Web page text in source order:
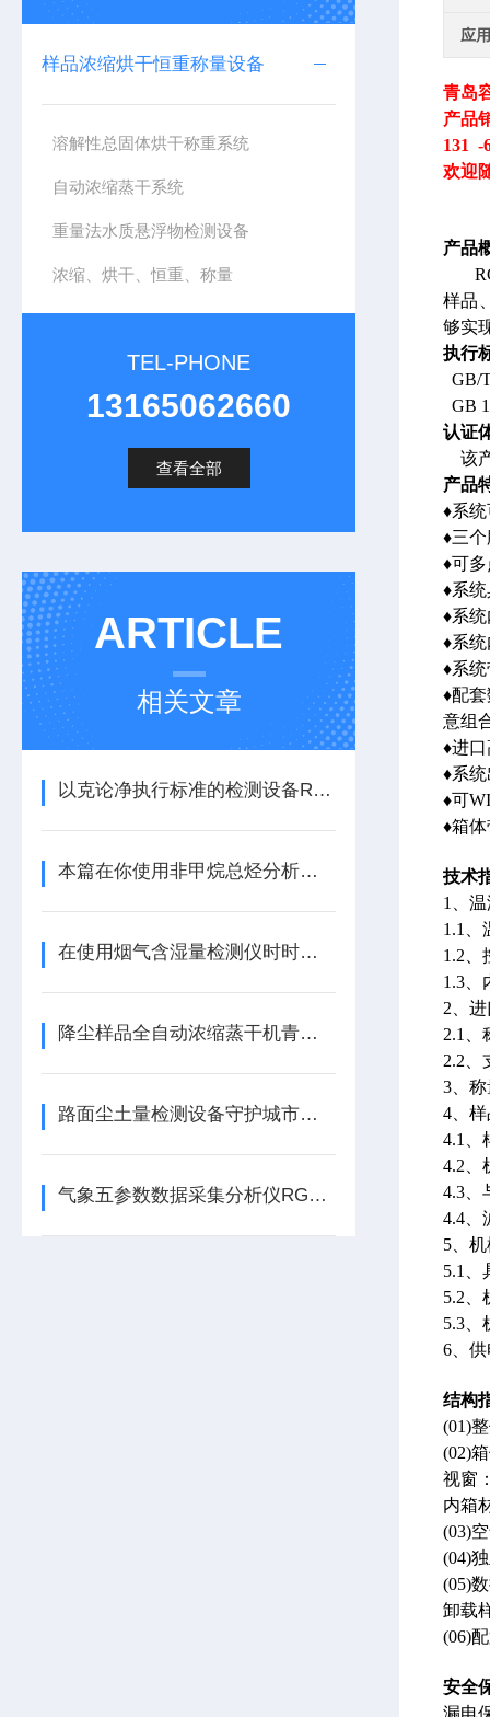
样品浓缩烘干恒重称量设备
溶解性总固体烘干称重系统
自动浓缩蒸干系统
重量法水质悬浮物检测设备
浓缩、烘干、恒重、称量
TEL-PHONE
13165062660
查看全部
ARTICLE
相关文章
以克论净执行标准的检测设备RGR-4
本篇在你使用非甲烷总烃分析仪之前看看准没错
在使用烟气含湿量检测仪时时要注意这些事项才行
降尘样品全自动浓缩蒸干机青岛容广现货供应
路面尘土量检测设备守护城市空气质量
气象五参数数据采集分析仪RGQX-5型
应
青岛
产品
131 -
欢迎
产品
RG-
样品
够实
执行
GB/
GB
认证
该
产品
♦系
♦三
♦可
♦系
♦系
♦系
♦系
♦配
意组
♦进
♦系
♦可
♦箱
技术
1、
1.1、
1.2
1.3、
2、
2.1、
2.2、
3、
4、
4.1、
4.2、
4.3、
4.4、
5、
5.1、
5.2、
5.3、
6、
结构
(01)
(02)
视窗
内箱
(03)
(04)
(05)
卸载
(06)
安全
漏电